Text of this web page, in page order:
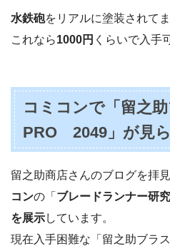
水鉄砲をリアルに塗装されてま
これなら1000円 くらいで入手
コミコンで「留之
PRO 2049」が見
留之助商店さんのブログを拝見
コンの「 ブレードランナー研
を展示しています。
現在入手困難な「留之助ブラ